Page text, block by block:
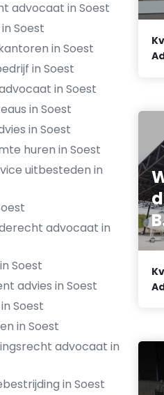
advocaat in Soest
Soest
in Soest
in Soest
in Soest
in Soest
in Soest
huren in Soest
uitbesteden in
advocaat in
Soest
advies in Soest
Soest
in Soest
advocaat in
in Soest